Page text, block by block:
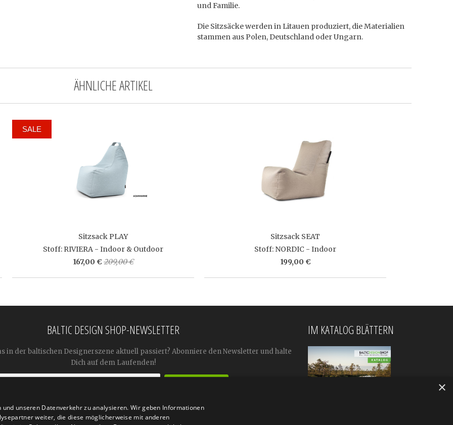
und Familie.
Die Sitzsäcke werden in Litauen produziert, die Materialien
stammen aus Polen, Deutschland oder Ungarn.
ÄHNLICHE ARTIKEL
Sitzsack PLAY
Stoff: RIVIERA - Indoor & Outdoor
167,00 € 209,00 €
SALE
Sitzsack SEAT
Stoff: NORDIC - Indoor
199,00 €
BALTIC DESIGN SHOP-NEWSLETTER
in der baltischen Designerszene aktuell passiert? Abonniere den Newsletter und halte
Dich auf dem Laufenden!
IM KATALOG BLÄTTERN
×
unseren Datenverkehr zu analysieren. Wir geben Informationen
weiter, die diese möglicherweise mit anderen